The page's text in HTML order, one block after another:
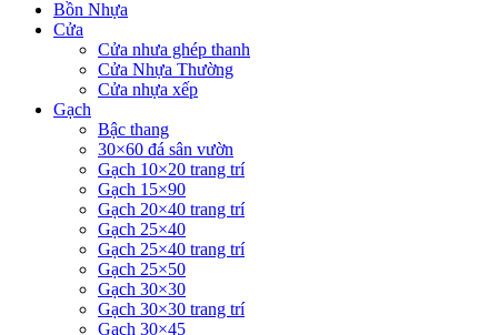
Bồn Nhựa
Cửa
Cửa nhưa ghép thanh
Cửa Nhựa Thường
Cửa nhựa xếp
Gạch
Bậc thang
30×60 đá sân vườn
Gạch 10×20 trang trí
Gạch 15×90
Gạch 20×40 trang trí
Gạch 25×40
Gạch 25×40 trang trí
Gạch 25×50
Gạch 30×30
Gạch 30×30 trang trí
Gạch 30×45